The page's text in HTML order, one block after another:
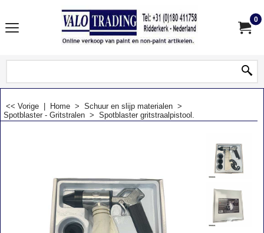
0
<< Vorige Home > Schuur en slijp materialen >
Spotblaster - Gritstralen > Spotblaster gritstraalpistool.